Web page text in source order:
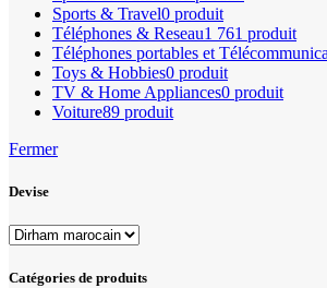
Sports & Travel0 produit
Téléphones & Reseau1 761 produit
Téléphones portables et
Toys & Hobbies0 produit
TV & Home Appliances0 produit
Voiture89 produit
Fermer
Devise
Catégories de produits